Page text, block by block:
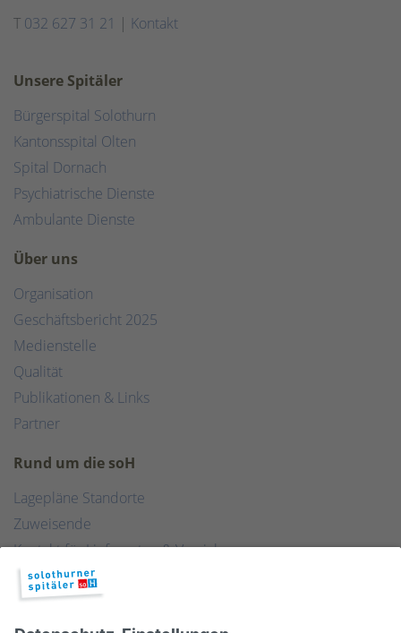
T 032 627 31 21 | Kontakt
Unsere Spitäler
Bürgerspital Solothurn
Kantonsspital Olten
Spital Dornach
Psychiatrische Dienste
Ambulante Dienste
Über uns
Organisation
Geschäftsbericht 2025
Medienstelle
Qualität
Publikationen & Links
Partner
Rund um die soH
Lagepläne Standorte
Zuweisende
Kontakt für Lieferanten & Versicherungen
Zentralwäscherei
HEBSORG
Spital Club